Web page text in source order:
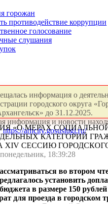
горожан
противодействие коррупции
голосование
слушания
информация о
городского округа
до 31.12.2025.
информация и новости
https://arhcity.gosuslugi.ru/
«О МЕРАХ
КАТЕГОРИЙ
СЕССИЮ
18:39:28
во втором
установить
в размере 150 рублей
для проезда в городском